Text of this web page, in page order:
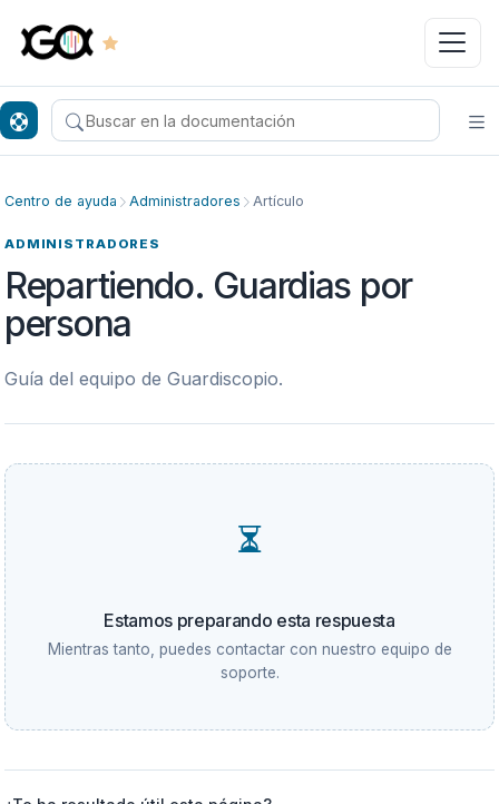
Buscar en el centro de ayuda
Centro de ayuda Administradores Artículo
ADMINISTRADORES
Repartiendo. Guardias por
persona
Guía del equipo de Guardiscopio.
Estamos preparando esta respuesta
Mientras tanto, puedes contactar con nuestro equipo de
soporte.